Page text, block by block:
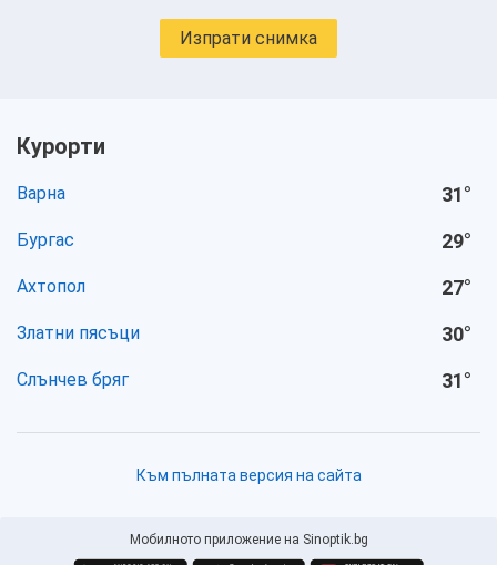
Изпрати снимка
Курорти
Варна 31°
Бургас 29°
Ахтопол 27°
Златни пясъци 30°
Слънчев бряг 31°
Към пълната версия на сайта
Мобилното приложение на Sinoptik.bg